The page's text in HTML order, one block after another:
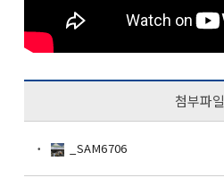
첨부파일
_SAM6706